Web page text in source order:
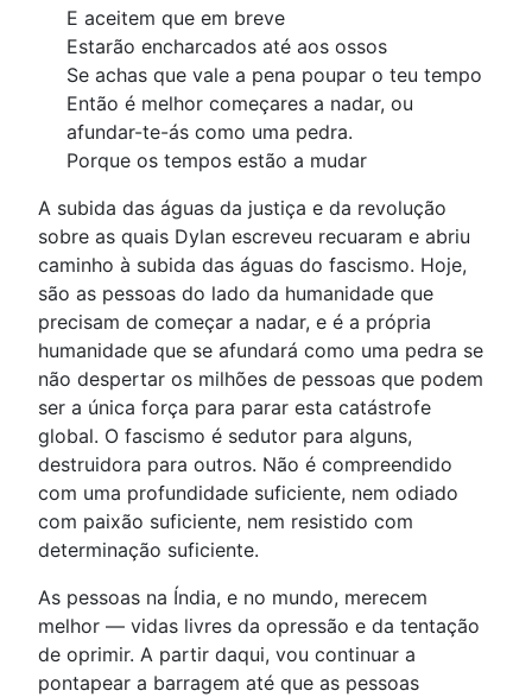
E aceitem que em breve
Estarão encharcados até aos ossos
Se achas que vale a pena poupar o teu tempo
Então é melhor começares a nadar, ou
afundar-te-ás como uma pedra.
Porque os tempos estão a mudar
A subida das águas da justiça e da revolução
sobre as quais Dylan escreveu recuaram e abriu
caminho à subida das águas do fascismo. Hoje,
são as pessoas do lado da humanidade que
precisam de começar a nadar, e é a própria
humanidade que se afundará como uma pedra se
não despertar os milhões de pessoas que podem
ser a única força para parar esta catástrofe
global. O fascismo é sedutor para alguns,
destruidora para outros. Não é compreendido
com uma profundidade suficiente, nem odiado
com paixão suficiente, nem resistido com
determinação suficiente.
As pessoas na Índia, e no mundo, merecem
melhor — vidas livres da opressão e da tentação
de oprimir. A partir daqui, vou continuar a
pontapear a barragem até que as pessoas